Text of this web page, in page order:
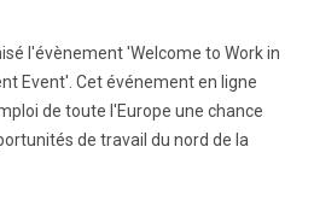
l'évènement 'Welcome to Work in
Event'. Cet événement en ligne
de toute l'Europe une chance
de travail du nord de la